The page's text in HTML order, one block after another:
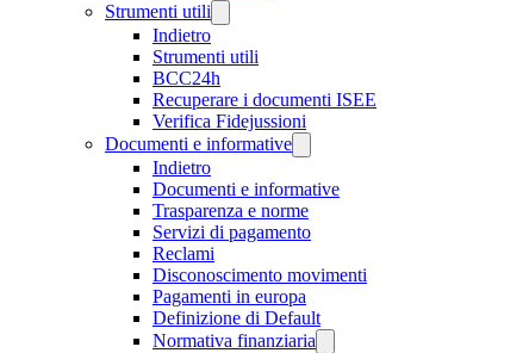
Strumenti utili
Indietro
Strumenti utili
BCC24h
Recuperare i documenti ISEE
Verifica Fidejussioni
Documenti e informative
Indietro
Documenti e informative
Trasparenza e norme
Servizi di pagamento
Reclami
Disconoscimento movimenti
Pagamenti in europa
Definizione di Default
Normativa finanziaria